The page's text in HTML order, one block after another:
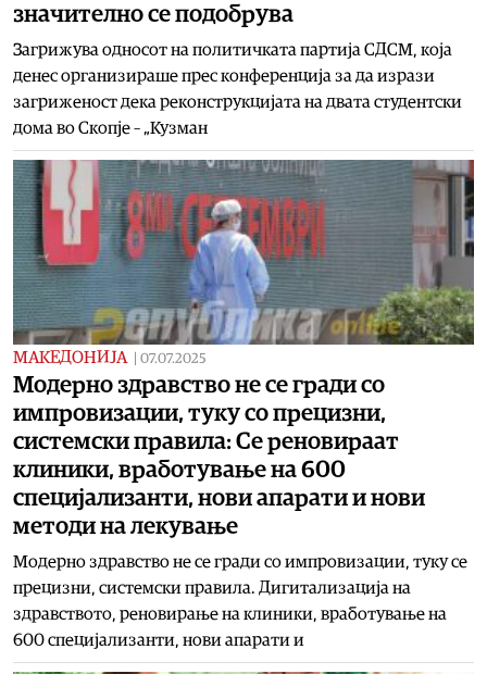
значително се подобрува
Загрижува односот на политичката партија СДСМ, која
денес организираше прес конференција за да изрази
загриженост дека реконструкцијата на двата студентски
дома во Скопје – „Кузман
МАКЕДОНИЈА 07.07.2025
Модерно здравство не се гради со
импровизации, туку со прецизни,
системски правила: Се реновираат
клиники, вработување на 600
специјализанти, нови апарати и нови
методи на лекување
Модерно здравство не се гради со импровизации, туку се
прецизни, системски правила. Дигитализација на
здравството, реновирање на клиники, вработување на
600 специјализанти, нови апарати и